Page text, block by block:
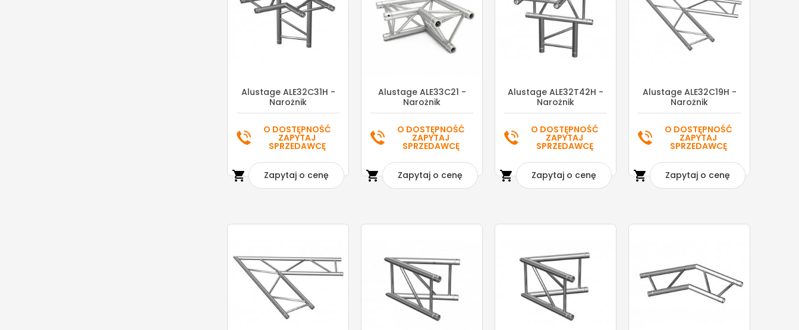
Alustage ALE32C31H -
Narożnik
O DOSTĘPNOŚĆ
ZAPYTAJ
SPRZEDAWCĘ
 Zapytaj o cenę
Alustage ALE33C21 -
Narożnik
O DOSTĘPNOŚĆ
ZAPYTAJ
SPRZEDAWCĘ
 Zapytaj o cenę
Alustage ALE32T42H -
Narożnik
O DOSTĘPNOŚĆ
ZAPYTAJ
SPRZEDAWCĘ
 Zapytaj o cenę
Alustage ALE32C19H -
Narożnik
O DOSTĘPNOŚĆ
ZAPYTAJ
SPRZEDAWCĘ
 Zapytaj o cenę